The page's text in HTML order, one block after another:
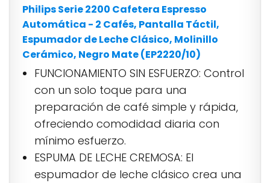
Philips Serie 2200 Cafetera Espresso
Automática - 2 Cafés, Pantalla Táctil,
Espumador de Leche Clásico, Molinillo
Cerámico, Negro Mate (EP2220/10)
FUNCIONAMIENTO SIN ESFUERZO: Control
con un solo toque para una
preparación de café simple y rápida,
ofreciendo comodidad diaria con
mínimo esfuerzo.
ESPUMA DE LECHE CREMOSA: El
espumador de leche clásico crea una